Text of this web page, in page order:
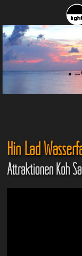
Hin Lad
Attraktionen Koh